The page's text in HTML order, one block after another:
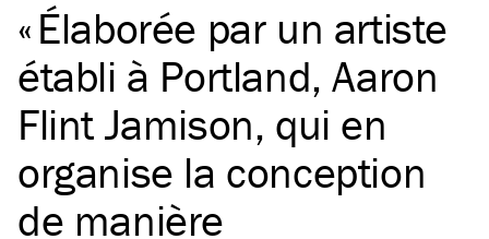
Élaborée par un artiste
établi à Portland, Aaron
Flint Jamison, qui en
organise la conception
de manière